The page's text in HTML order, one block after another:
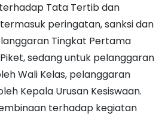
Tata Tertib dan
peringatan, sanksi dan
Tingkat Pertama
sedang untuk pelanggaran
Wali Kelas, pelanggaran
Kepala Urusan Kesiswaan.
terhadap kegiatan